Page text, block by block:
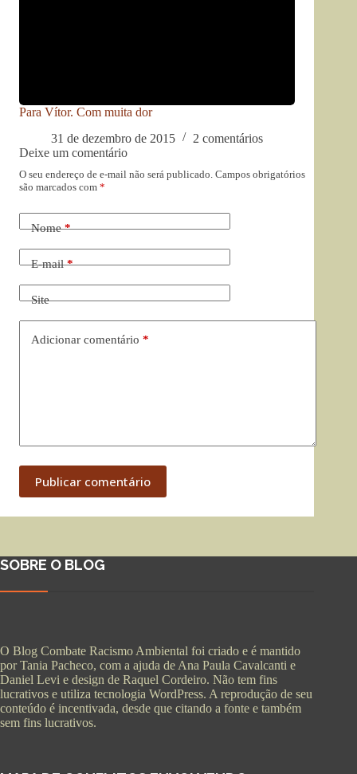
Para Vítor. Com muita dor
31 de dezembro de 2015
2 comentários
Deixe um comentário
O seu endereço de e-mail não será publicado. Campos obrigatórios
são marcados com *
Nome*
E-mail*
Site
Adicionar comentário *
Publicar comentário
SOBRE O BLOG
O Blog Combate Racismo Ambiental foi criado e é mantido
por Tania Pacheco, com a ajuda de Ana Paula Cavalcanti e
Daniel Levi e design de Raquel Cordeiro. Não tem fins
lucrativos e utiliza tecnologia WordPress. A reprodução de seu
conteúdo é incentivada, desde que citando a fonte e também
sem fins lucrativos.